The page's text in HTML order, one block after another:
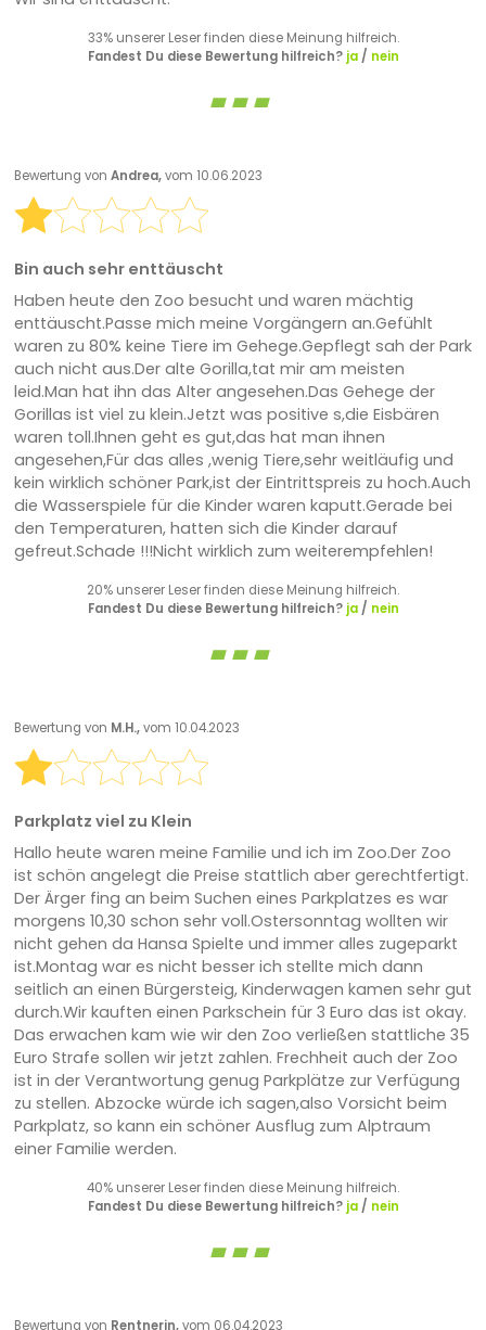
33% unserer Leser finden diese Meinung hilfreich.
Fandest Du diese Bewertung hilfreich? ja/ nein
Bewertung von Andrea,vom 10.06.2023
Bin auch sehr enttäuscht
Haben heute den Zoo besucht und waren mächtig
enttäuscht.Passe mich meine Vorgängern an.Gefühlt
waren zu 80% keine Tiere im Gehege.Gepflegt sah der Park
auch nicht aus.Der alte Gorilla,tat mir am meisten
leid.Man hat ihn das Alter angesehen.Das Gehege der
Gorillas ist viel zu klein.Jetzt was positive s,die Eisbären
waren toll.Ihnen geht es gut,das hat man ihnen
angesehen,Für das alles ,wenig Tiere,sehr weitläufig und
kein wirklich schöner Park,ist der Eintrittspreis zu hoch.Auch
die Wasserspiele für die Kinder waren kaputt.Gerade bei
den Temperaturen, hatten sich die Kinder darauf
gefreut.Schade !!!Nicht wirklich zum weiterempfehlen!
20% unserer Leser finden diese Meinung hilfreich.
Fandest Du diese Bewertung hilfreich? ja/ nein
Bewertung von M.H.,vom 10.04.2023
Parkplatz viel zu Klein
Hallo heute waren meine Familie und ich im Zoo.Der Zoo
ist schön angelegt die Preise stattlich aber gerechtfertigt.
Der Ärger fing an beim Suchen eines Parkplatzes es war
morgens 10,30 schon sehr voll.Ostersonntag wollten wir
nicht gehen da Hansa Spielte und immer alles zugeparkt
ist.Montag war es nicht besser ich stellte mich dann
seitlich an einen Bürgersteig, Kinderwagen kamen sehr gut
durch.Wir kauften einen Parkschein für 3 Euro das ist okay.
Das erwachen kam wie wir den Zoo verließen stattliche 35
Euro Strafe sollen wir jetzt zahlen. Frechheit auch der Zoo
ist in der Verantwortung genug Parkplätze zur Verfügung
zu stellen. Abzocke würde ich sagen,also Vorsicht beim
Parkplatz, so kann ein schöner Ausflug zum Alptraum
einer Familie werden.
40% unserer Leser finden diese Meinung hilfreich.
Fandest Du diese Bewertung hilfreich? ja/ nein
Bewertung von Rentnerin,vom 06.04.2023